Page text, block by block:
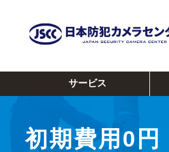
サービス
初期費用0円